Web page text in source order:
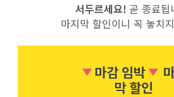
서두르세요! 곧 종료됩
마지막 할인이니 꼭 놓치
마감 임박
막 할인